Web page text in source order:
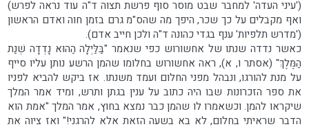
('עיני העדה' למחבר שבט מוסר סוף פרשת תצוה ד"ה עוד נראה לפרש)
ואף מקבלים על כך שכר, היפך מה שהס"מ גרם בזמן חוה ואדם הראשון
('מדרש תלפיות' ענף בגדי כהונה ד"ה ולכן חייב אדם).
כאשר נדדה שנתו של אחשורוש כפי שנאמר "בַּלַּיְלָה הַהוּא נָדְדָה שְׁנַת
הַמֶּלֶךְ" (אסתר ו, א), ראה אחשורוש בחלומו שהמן הרשע נותן עליו סייף
על מנת להורגו, ונבהל מפני החלום ועמד משנתו. אז ביקש להביא לפניו
את ספר הזכרונות שבו היה כתוב על ענין בגתן ותרש, ומיד אמר המלך
שיקראו להמן. וכשאמרו לו שהמן כבר נמצא בחוץ, אמר המלך "אמת הוא
הדבר שראיתי בחלום, לא בא בשעה הזאת אלא להרגני!" ואז ציוה את